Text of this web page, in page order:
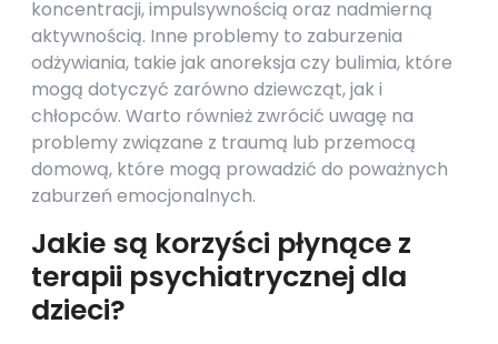
koncentracji, impulsywnością oraz nadmierną
aktywnością. Inne problemy to zaburzenia
odżywiania, takie jak anoreksja czy bulimia, które
mogą dotyczyć zarówno dziewcząt, jak i
chłopców. Warto również zwrócić uwagę na
problemy związane z traumą lub przemocą
domową, które mogą prowadzić do poważnych
zaburzeń emocjonalnych.
Jakie są korzyści płynące z
terapii psychiatrycznej dla
dzieci?